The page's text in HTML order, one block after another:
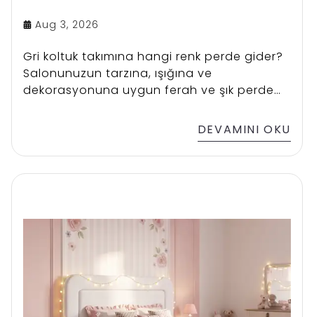
Aug 3, 2026
Gri koltuk takımına hangi renk perde gider?
Salonunuzun tarzına, ışığına ve
dekorasyonuna uygun ferah ve şık perde
DEVAMINI OKU